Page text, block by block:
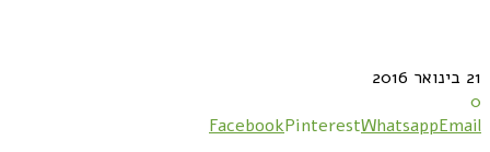
21 בינואר 2016
0
FacebookPinterestWhatsappEmail